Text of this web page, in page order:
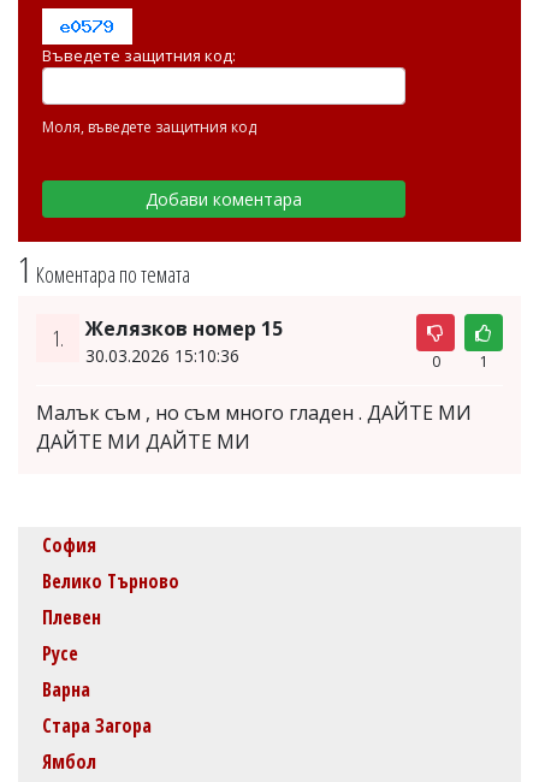
1 Коментара по темата
1. Желязков номер 15
30.03.2026 15:10:36 0 1
Малък съм , но съм много гладен . ДАЙТЕ МИ
ДАЙТЕ МИ ДАЙТЕ МИ
Въведете защитния код:
Моля, въведете защитния код
София
Велико Търново
Плевен
Русе
Варна
Стара Загора
Ямбол